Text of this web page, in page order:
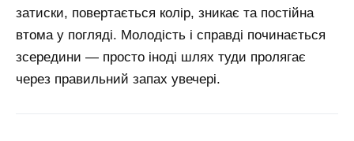
затиски, повертається колір, зникає та постійна
втома у погляді. Молодість і справді починається
зсередини — просто іноді шлях туди пролягає
через правильний запах увечері.